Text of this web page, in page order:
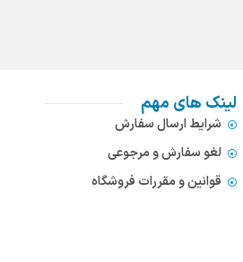
لینک های مهم
شرایط ارسال سفارش
لغو سفارش و مرجوعی
قوانین و مقررات فروشگاه